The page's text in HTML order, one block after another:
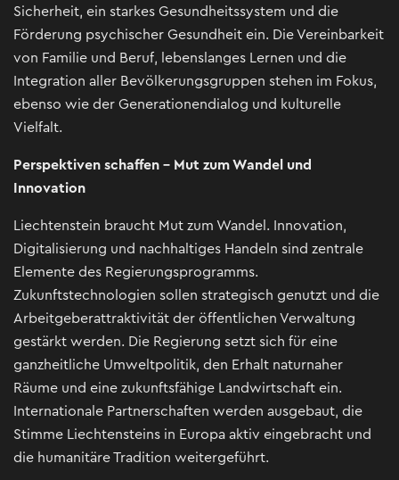
Sicherheit, ein starkes Gesundheitssystem und die
Förderung psychischer Gesundheit ein. Die Vereinbarkeit
von Familie und Beruf, lebenslanges Lernen und die
Integration aller Bevölkerungsgruppen stehen im Fokus,
ebenso wie der Generationendialog und kulturelle
Vielfalt.
Perspektiven schaffen - Mut zum Wandel und
Innovation
Liechtenstein braucht Mut zum Wandel. Innovation,
Digitalisierung und nachhaltiges Handeln sind zentrale
Elemente des Regierungsprogramms.
Zukunftstechnologien sollen strategisch genutzt und die
Arbeitgeberattraktivität der öffentlichen Verwaltung
gestärkt werden. Die Regierung setzt sich für eine
ganzheitliche Umweltpolitik, den Erhalt naturnaher
Räume und eine zukunftsfähige Landwirtschaft ein.
Internationale Partnerschaften werden ausgebaut, die
Stimme Liechtensteins in Europa aktiv eingebracht und
die humanitäre Tradition weitergeführt.